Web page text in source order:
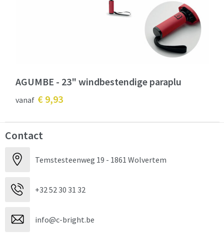
AGUMBE - 23" windbestendige paraplu
vanaf € 9,93
Contact
Temstesteenweg 19 - 1861 Wolvertem
+32 52 30 31 32
info@c-bright.be